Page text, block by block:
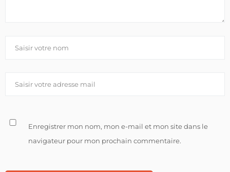
Enregistrer mon nom, mon e-mail et mon site dans le
navigateur pour mon prochain commentaire.